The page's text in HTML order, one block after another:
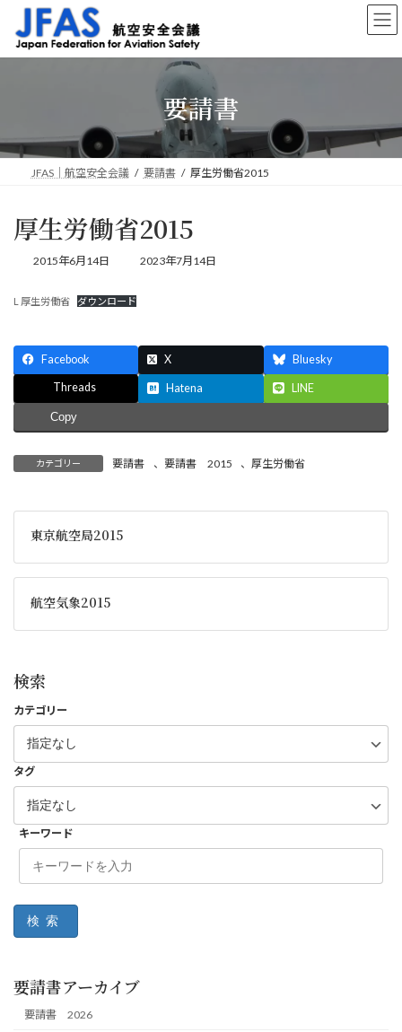
ン
ッ
ー
移
要請書
JFAS｜航空安全会議 要請書 厚生労働省2015
厚生労働省2015
2015年6月14日
最
2023年7月14日
L 厚生労働省 ダウンロード
Facebook X Bluesky
Threads Hatena LINE
Copy
カテゴリー 要請書 、 要請書 2015 、厚生労働省
東京航空局2015
航空気象2015
検索
カテゴリー
タグ
キーワード
検索
要請書アーカイブ
要請書 2026